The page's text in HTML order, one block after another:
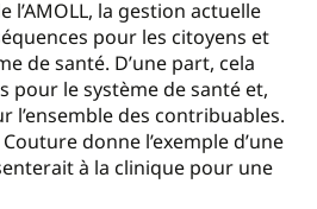
l’AMOLL, la gestion actuelle
pour les citoyens et
de santé. D’une part, cela
pour le système de santé et,
l’ensemble des contribuables.
donne l’exemple d’une
à la clinique pour une